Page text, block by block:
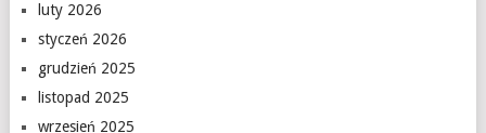
luty 2026
styczeń 2026
grudzień 2025
listopad 2025
wrzesień 2025